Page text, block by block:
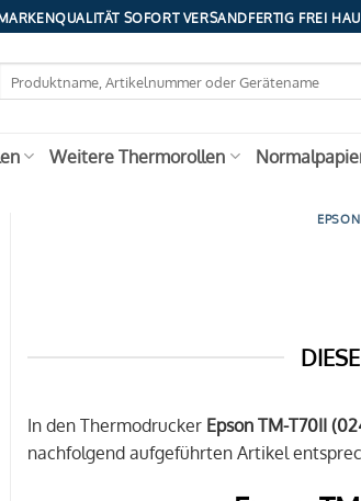
SOFORT VERSANDFERTIG FREI
nach:
Weitere Thermorollen
In den Thermodrucker Epson TM-T70II
nachfolgend aufgeführten Artikel